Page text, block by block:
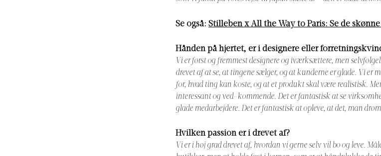
Se også: Stilleben x All the Way to Paris: Se de
Hånden på hjertet, er i designere eller
Vi er først og fremmest designere og iværksættere, men
drevet af at se, at tingene sælger, og at kunderne er glade. Vi er
for, hvad ting kan koste, og at et produkt skal være realistisk.
interessant og ved-kommende. Det er fantastisk at se
glade medarbejdere. Det er fantastisk at opleve, at det, man
Hvilken passion er i drevet af?
Vi er i høj grad drevet af, hvordan vi gerne selv vil bo og leve.